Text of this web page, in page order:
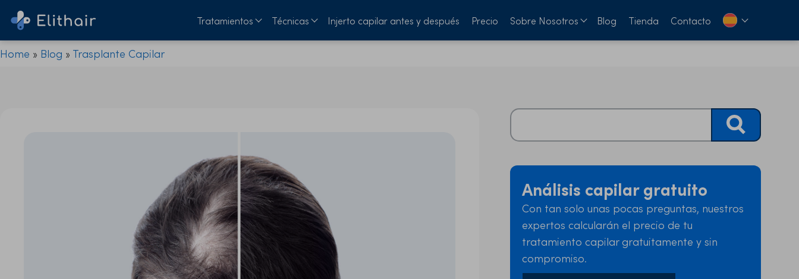
Tratamientos Técnicas Injerto capilar antes y después Precio Sobre Nosotros Blog Tienda Contacto
Home » Blog » Trasplante Capilar
Análisis capilar gratuito
Con tan solo unas pocas preguntas, nuestros
expertos calcularán el precio de tu
tratamiento capilar gratuitamente y sin
compromiso.